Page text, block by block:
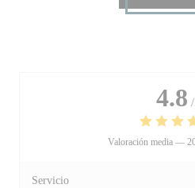
4.8
Valoración media —
Servicio